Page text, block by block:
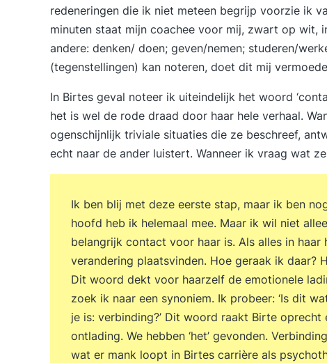
redeneringen die ik niet meteen begrijp voorzie ik
minuten staat mijn coachee voor mij, zwart op wit,
andere: denken/ doen; geven/nemen; studeren/
(tegenstellingen) kan noteren, doet dit mij
In Birtes geval noteer ik uiteindelijk het woord
het is wel de rode draad door haar hele verhaal.
ogenschijnlijk triviale situaties die ze beschreef,
echt naar de ander luistert. Wanneer ik vraag wat
Ik ben blij met deze eerste stap, maar ik ben
hoofd heb ik helemaal mee. Maar ik wil niet
belangrijk contact voor haar is. Als alles in
verandering plaatsvinden. Hoe geraak ik daar?
Dit woord dekt voor haarzelf de emotionele
zoek ik naar een synoniem. Ik probeer: ‘Is dit
je is: verbinding?’ Dit woord raakt Birte
ontlading. We hebben ‘het’ gevonden.
wat er mank loopt in Birtes carrière als